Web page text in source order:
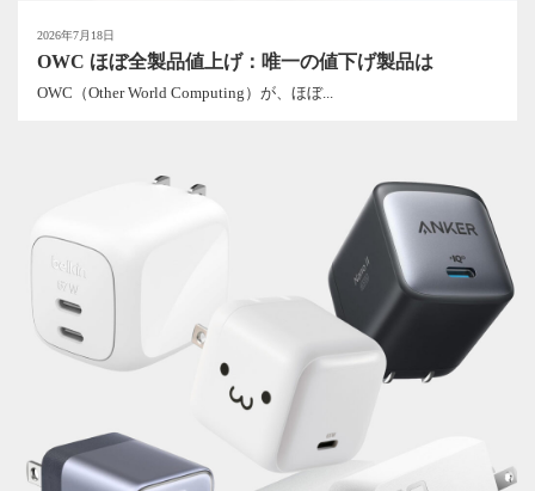
2026年7月18日
OWC ほぼ全製品値上げ：唯一の値下げ製品は
OWC（Other World Computing）が、ほぼ...